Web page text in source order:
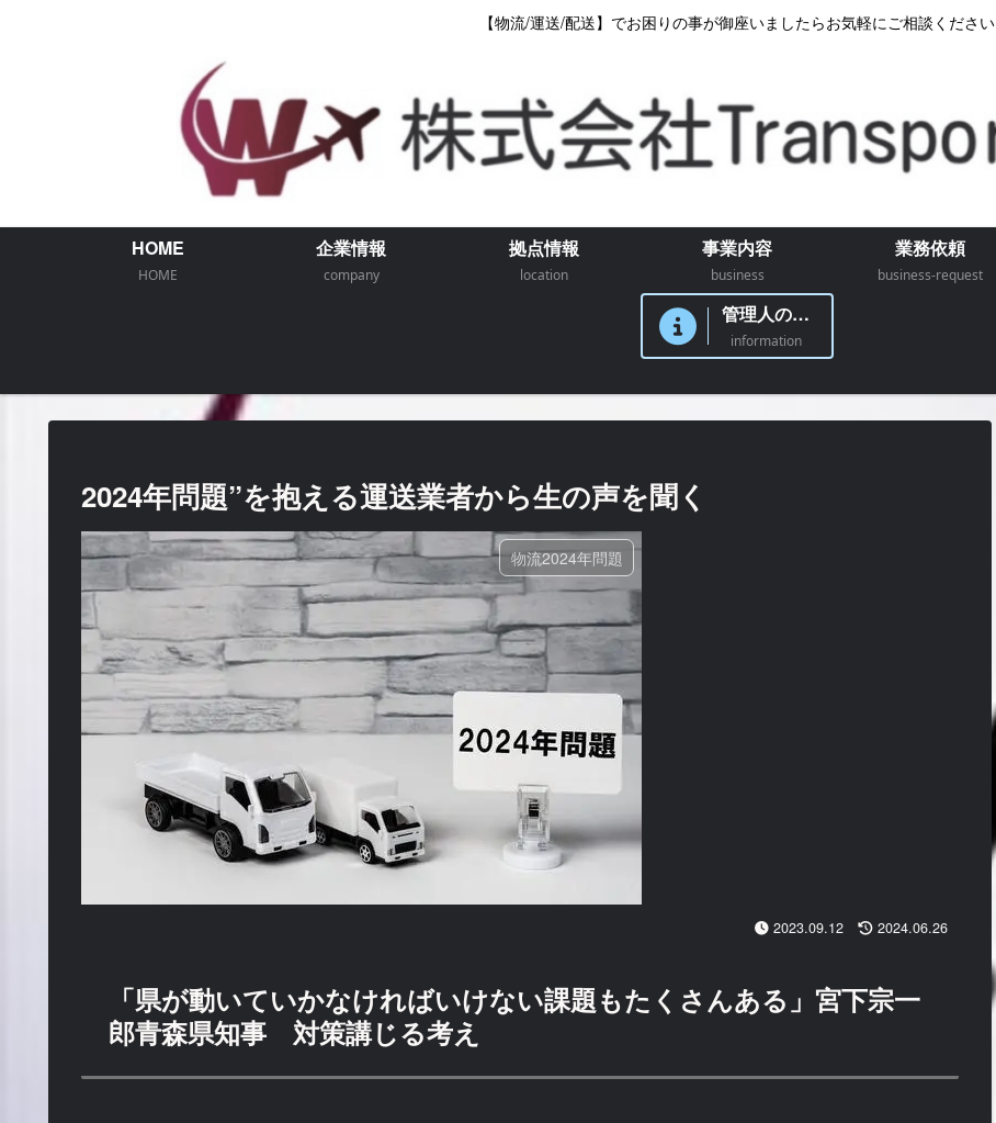
【物流/運送/配送】でお困りの事が御座いましたらお気軽にご相談ください
HOME
HOME
企業情報
company
拠点情報
location
事業内容
business
業務依頼
business-request
管理人のつぶやき
information
2024年問題”を抱える運送業者から生の声を聞く
物流2024年問題
2023.09.12 2024.06.26
「県が動いていかなければいけない課題もたくさんある」宮下宗一
郎青森県知事 対策講じる考え